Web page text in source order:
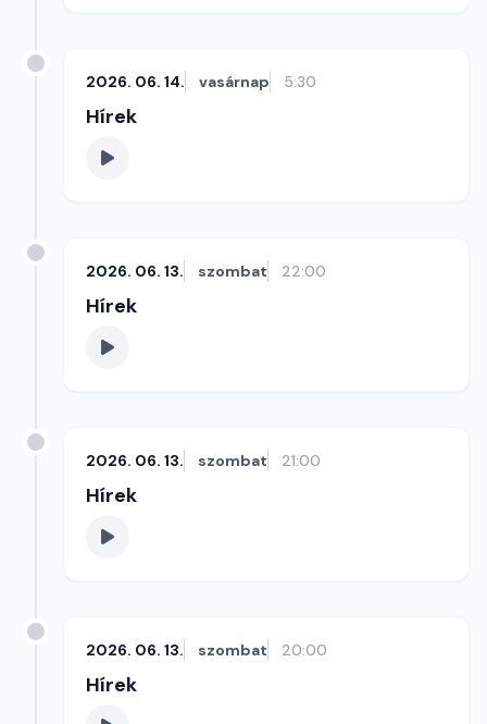
2026. 06. 14. vasárnap 5:30
Hírek
2026. 06. 13. szombat 22:00
Hírek
2026. 06. 13. szombat 21:00
Hírek
2026. 06. 13. szombat 20:00
Hírek